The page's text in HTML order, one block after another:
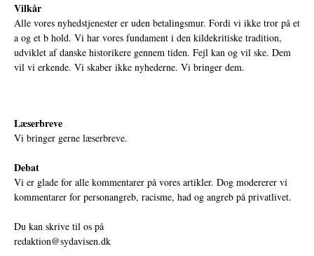
Vilkår
Alle vores nyhedstjenester er uden betalingsmur. Fordi vi ikke tror på et
a og et b hold. Vi har vores fundament i den kildekritiske tradition,
udviklet af danske historikere gennem tiden. Fejl kan og vil ske. Dem
vil vi erkende. Vi skaber ikke nyhederne. Vi bringer dem.
Læserbreve
Vi bringer gerne læserbreve.
Debat
Vi er glade for alle kommentarer på vores artikler. Dog modererer vi
kommentarer for personangreb, racisme, had og angreb på privatlivet.
Du kan skrive til os på
redaktion@sydavisen.dk